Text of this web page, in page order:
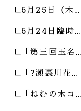
6月25日（木…
6月24日臨時…
「第三回玉名…
「?瀬裏川花…
「ねむの木コ…